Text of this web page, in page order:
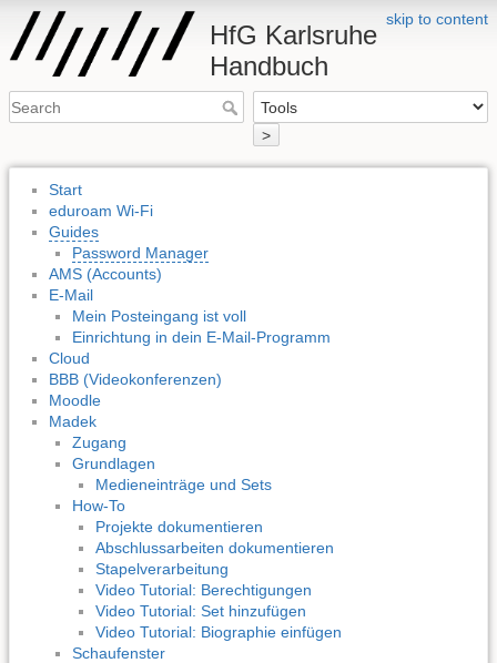
skip to content
HfG Karlsruhe
Handbuch
>
Start
eduroam Wi-Fi
Guides
Password Manager
AMS (Accounts)
E-Mail
Mein Posteingang ist voll
Einrichtung in dein E-Mail-Programm
Cloud
BBB (Videokonferenzen)
Moodle
Madek
Zugang
Grundlagen
Medieneinträge und Sets
How-To
Projekte dokumentieren
Abschlussarbeiten dokumentieren
Stapelverarbeitung
Video Tutorial: Berechtigungen
Video Tutorial: Set hinzufügen
Video Tutorial: Biographie einfügen
Schaufenster